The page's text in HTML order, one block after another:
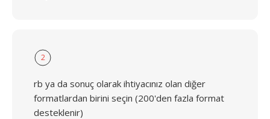
2
rb ya da sonuç olarak ihtiyacınız olan diğer
formatlardan birini seçin (200'den fazla format
desteklenir)